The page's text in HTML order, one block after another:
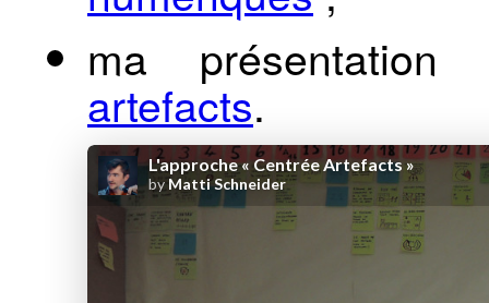
ma
artefacts.